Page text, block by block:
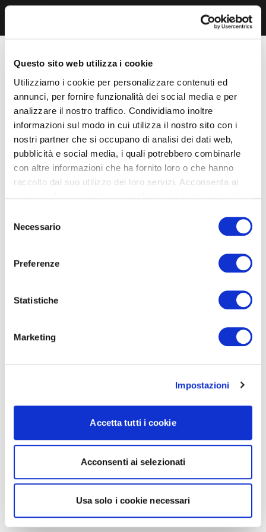
Questo sito web utilizza i cookie
Utilizziamo i cookie per personalizzare contenuti ed
annunci, per fornire funzionalità dei social media e per
analizzare il nostro traffico. Condividiamo inoltre
informazioni sul modo in cui utilizza il nostro sito con i
nostri partner che si occupano di analisi dei dati web,
pubblicità e social media, i quali potrebbero combinarle
con altre informazioni che ha fornito loro o che hanno
raccolto dal suo utilizzo dei loro servizi. Acconsenta ai
delNecessario
Preferenze
Statistiche
Marketing
Impostazioni
Accetta tutti i cookie
Acconsenti ai selezionati
Usa solo i cookie necessari